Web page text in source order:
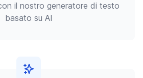
il nostro generatore di testo
basato su AI